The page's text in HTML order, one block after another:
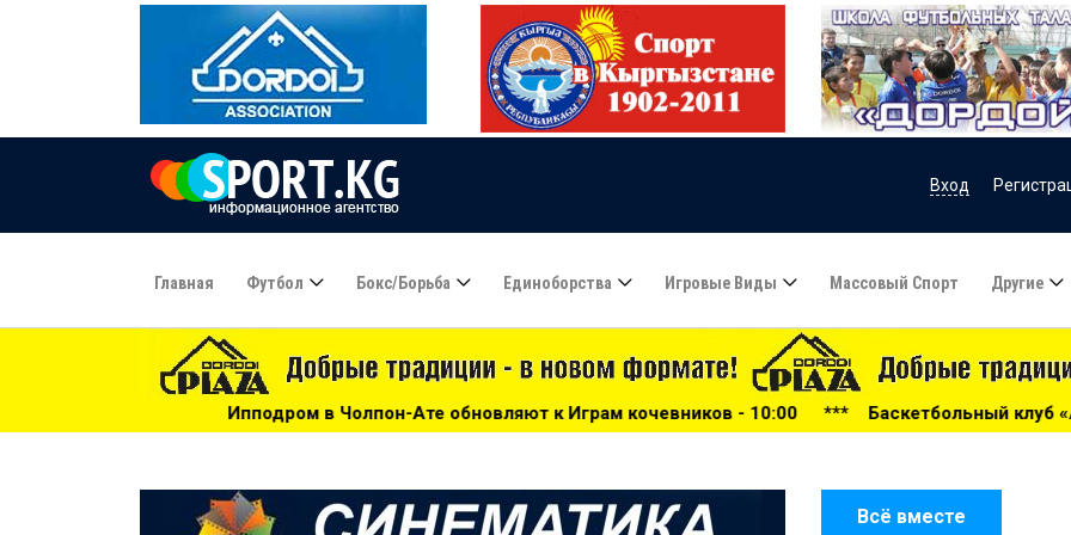
Вход
Главная Футбол Бокс/борьба Единоборства Игровые Виды Массовый Спорт Другие
Ипподром в Чолпон-Ате обновляют к Играм кочевников - 10:00 ***Баскетбольный клуб «Астана» может
Всё вместе